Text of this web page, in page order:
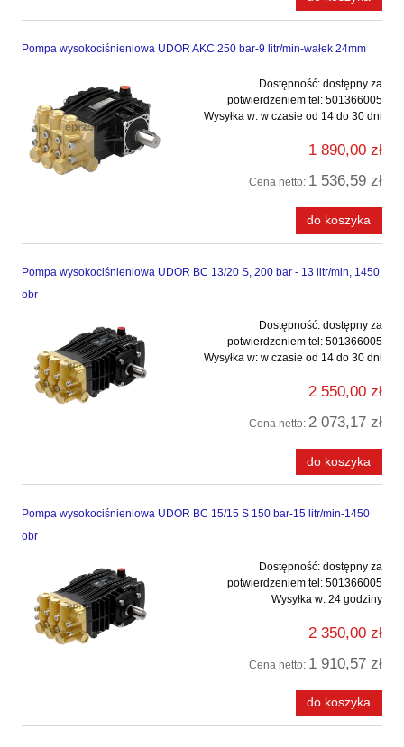
Pompa wysokociśnieniowa UDOR AKC 250 bar-9 litr/min-wałek 24mm
Dostępność: dostępny za
potwierdzeniem tel: 501366005
Wysyłka w: w czasie od 14 do 30 dni
1 890,00 zł
Cena netto: 1 536,59 zł
do koszyka
Pompa wysokociśnieniowa UDOR BC 13/20 S, 200 bar - 13 litr/min, 1450
obr
Dostępność: dostępny za
potwierdzeniem tel: 501366005
Wysyłka w: w czasie od 14 do 30 dni
2 550,00 zł
Cena netto: 2 073,17 zł
do koszyka
Pompa wysokociśnieniowa UDOR BC 15/15 S 150 bar-15 litr/min-1450
obr
Dostępność: dostępny za
potwierdzeniem tel: 501366005
Wysyłka w: 24 godziny
2 350,00 zł
Cena netto: 1 910,57 zł
do koszyka